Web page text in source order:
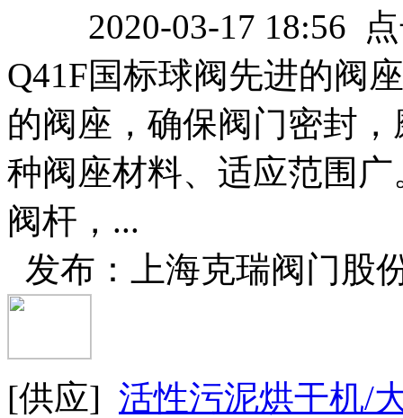
2020-03-17 18:56
Q41F国标球阀先进的阀
的阀座，确保阀门密封
种阀座材料、适应范围
阀杆，...
发布：上海克瑞阀门股
[供应] 活性污泥烘干机/